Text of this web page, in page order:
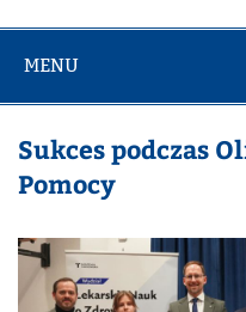
MENU
Sukces podczas
Pomocy